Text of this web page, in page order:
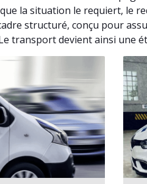
la situation le requiert, le
structuré, conçu pour
transport devient ainsi une